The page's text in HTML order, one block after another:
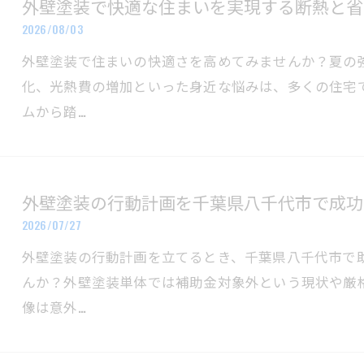
外壁塗装で快適な住まいを実現する断熱と
2026/08/03
外壁塗装で住まいの快適さを高めてみませんか？夏
化、光熱費の増加といった身近な悩みは、多くの住
ムから踏…
外壁塗装の行動計画を千葉県八千代市で成
2026/07/27
外壁塗装の行動計画を立てるとき、千葉県八千代市
んか？外壁塗装単体では補助金対象外という現状や
像は意外…